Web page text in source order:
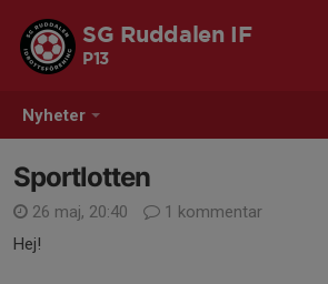
Nyheter
SG Ruddalen IF
P13
Sportlotten
26 maj, 20:40
1 kommentar
Hej!